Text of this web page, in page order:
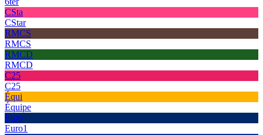
CSta
CStar
RMCS
RMCS
RMCD
RMCD
C25
C25
Équi
Équipe
Euro
Euro1